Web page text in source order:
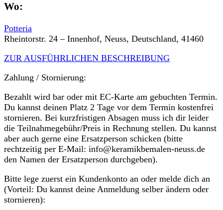
Wo:
Potteria
Rheintorstr. 24 – Innenhof, Neuss, Deutschland, 41460
ZUR AUSFÜHRLICHEN BESCHREIBUNG
Zahlung / Stornierung:
Bezahlt wird bar oder mit EC-Karte am gebuchten Termin.
Du kannst deinen Platz 2 Tage vor dem Termin kostenfrei
stornieren. Bei kurzfristigen Absagen muss ich dir leider
die Teilnahmegebühr/Preis in Rechnung stellen. Du kannst
aber auch gerne eine Ersatzperson schicken (bitte
rechtzeitig per E-Mail: info@keramikbemalen-neuss.de
den Namen der Ersatzperson durchgeben).
Bitte lege zuerst ein Kundenkonto an oder melde dich an
(Vorteil: Du kannst deine Anmeldung selber ändern oder
stornieren):